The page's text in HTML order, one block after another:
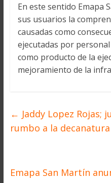
En este sentido Emapa
sus usuarios la
causadas como
ejecutadas por
como producto de la
mejoramiento de la
← Jaddy Lopez Rojas;
rumbo a la decanatura
Emapa San Martín